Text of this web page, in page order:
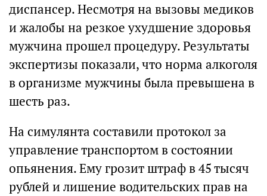
диспансер. Несмотря на вызовы медиков
и жалобы на резкое ухудшение здоровья
мужчина прошел процедуру. Результаты
экспертизы показали, что норма алкоголя
в организме мужчины была превышена в
шесть раз.
На симулянта составили протокол за
управление транспортом в состоянии
опьянения. Ему грозит штраф в 45 тысяч
рублей и лишение водительских прав на